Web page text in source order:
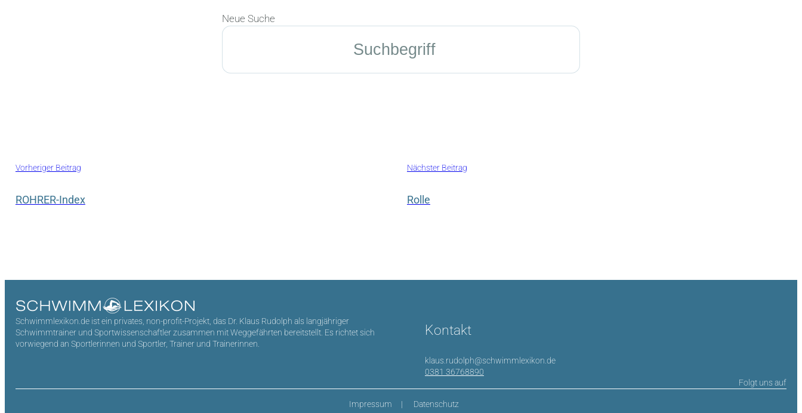
Neue Suche
Suchen
Vorheriger Beitrag
ROHRER-Index
Nächster Beitrag
Rolle
Schwimmlexikon.de ist ein privates, non-profit-Projekt, das Dr. Klaus Rudolph als langjähriger
Schwimmtrainer und Sportwissenschaftler zusammen mit Weggefährten bereitstellt. Es richtet sich
vorwiegend an Sportlerinnen und Sportler, Trainer und Trainerinnen.
Kontakt
klaus.rudolph@schwimmlexikon.de
0381 36768890
Folgt uns auf
Impressum Datenschutz